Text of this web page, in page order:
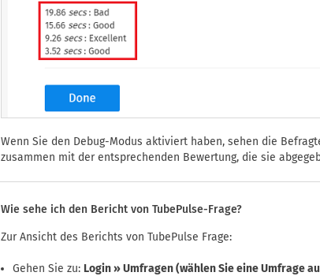
Wenn Sie den Debug-Modus aktiviert haben, sehen die
zusammen mit der entsprechenden Bewertung, die sie
Wie sehe ich den Bericht von TubePulse-Frage?
Zur Ansicht des Berichts von TubePulse Frage:
Gehen Sie zu: Login » Umfragen (wählen Sie eine Umfrage